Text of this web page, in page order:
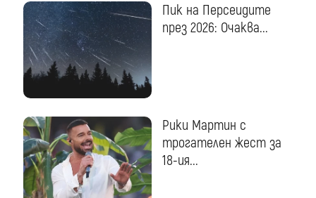
Пик на Персеидите
през 2026: Очаква...
Рики Мартин с
трогателен жест за
18-ия...